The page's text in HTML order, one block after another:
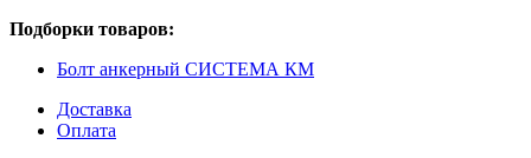
Подборки товаров:
Болт анкерный СИСТЕМА КМ
Доставка
Оплата